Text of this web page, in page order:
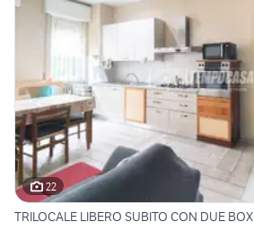
22
TRILOCALE LIBERO SUBITO CON DUE BOX